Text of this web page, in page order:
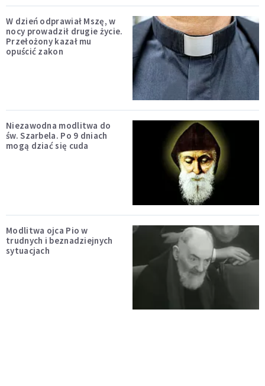
W dzień odprawiał Mszę, w
nocy prowadził drugie życie.
Przełożony kazał mu
opuścić zakon
Niezawodna modlitwa do
św. Szarbela. Po 9 dniach
mogą dziać się cuda
Modlitwa ojca Pio w
trudnych i beznadziejnych
sytuacjach